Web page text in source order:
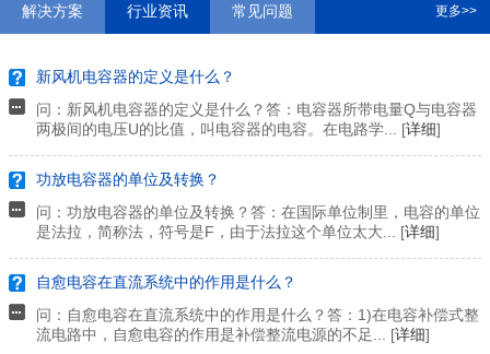
解决方案 行业资讯 常见问题 更多>>
新风机电容器的定义是什么？
问：新风机电容器的定义是什么？答：电容器所带电量Q与电容器
两极间的电压U的比值，叫电容器的电容。在电路学... [详细]
功放电容器的单位及转换？
问：功放电容器的单位及转换？答：在国际单位制里，电容的单位
是法拉，简称法，符号是F，由于法拉这个单位太大... [详细]
自愈电容在直流系统中的作用是什么？
问：自愈电容在直流系统中的作用是什么？答：1)在电容补偿式整
流电路中，自愈电容的作用是补偿整流电源的不足... [详细]